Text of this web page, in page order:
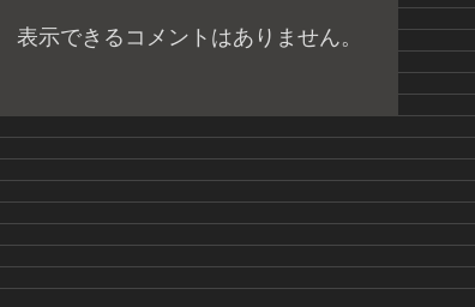
表示できるコメントはありません。